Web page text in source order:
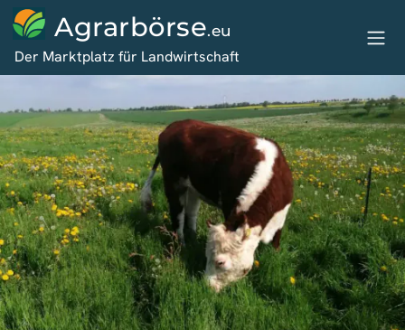
Agrarbörse.eu
Der Marktplatz für Landwirtschaft